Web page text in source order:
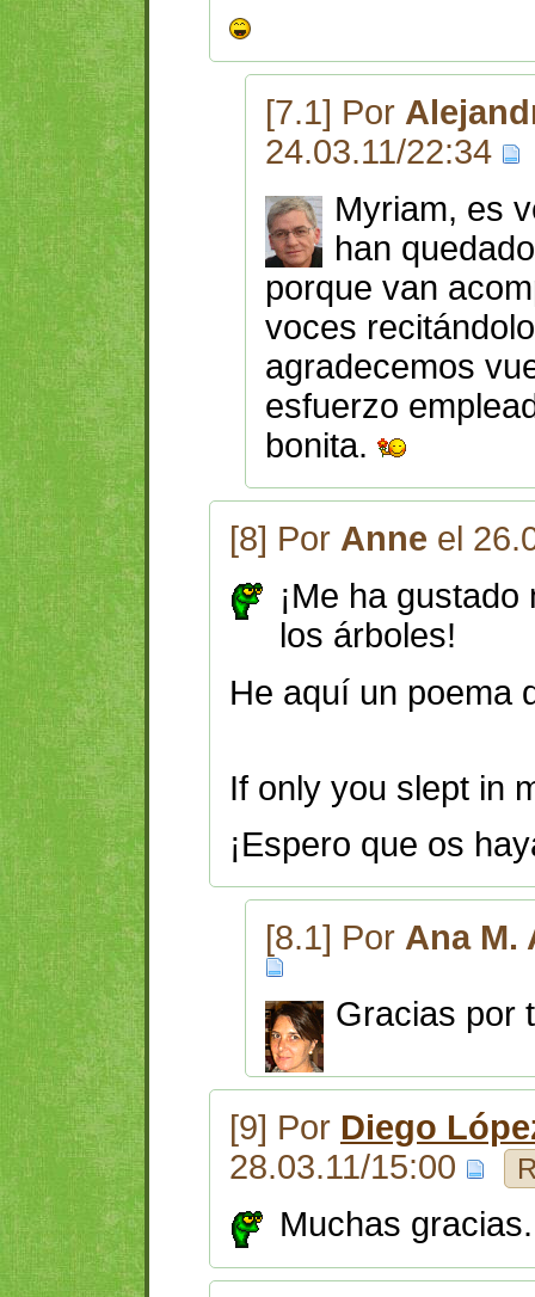
[7.1] Por
24.03.11/22:34
Myriam, es
han
porque van
voces
agradecemos
esfuerzo
bonita.
[8] Por Anne el
¡Me ha
los árboles!
He aquí un poema
If only you slept in
¡Espero que os
[8.1] Por Ana M.
Gracias por
[9] Por Diego
28.03.11/15:00
Muchas gracias.